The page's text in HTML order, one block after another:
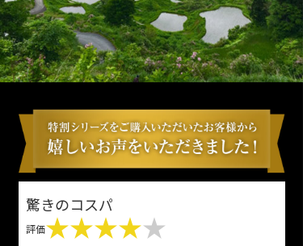
驚きのコスパ
評価★★★★★